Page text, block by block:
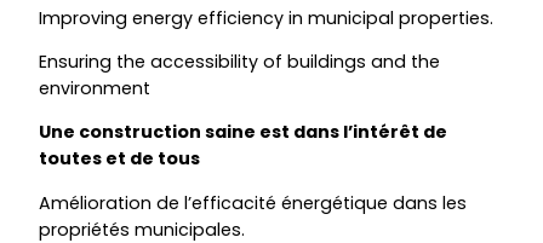
Improving energy efficiency in municipal properties.
Ensuring the accessibility of buildings and the
environment
Une construction saine est dans l’intérêt de
toutes et de tous
Amélioration de l’efficacité énergétique dans les
propriétés municipales.